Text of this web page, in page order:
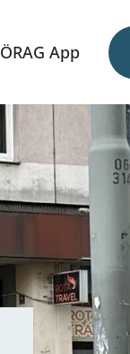
ÖRAG App